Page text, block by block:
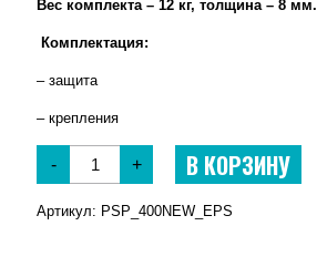
Вес комплекта – 12 кг, толщина – 8 мм.
Комплектация:
– защита
– крепления
- + В КОРЗИНУ
Артикул: PSP_400NEW_EPS